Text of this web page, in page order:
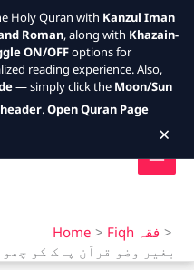
Home
Fiqh فقہ
بغیر وضو قرآن پاک کو
Holy Quran with Kanzul Iman
Roman, along with Khazain-
ON/OFFoptions for
reading experience. Also,
— simply click the Moon/Sun
.Open Quran Page
×